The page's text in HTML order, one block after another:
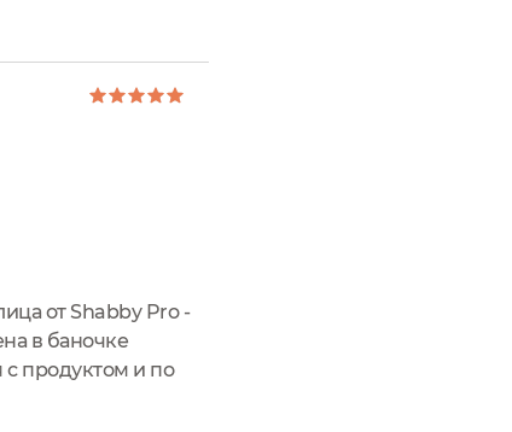
от Shabby Pro -
в баночке
с продуктом и по